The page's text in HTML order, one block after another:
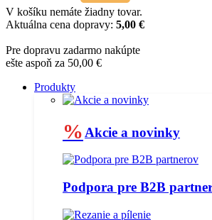
V košíku nemáte žiadny tovar.
Aktuálna cena dopravy: 5,00 €
Pre dopravu zadarmo nakúpte
ešte aspoň za 50,00 €
Produkty
% Akcie a novinky
Podpora pre B2B